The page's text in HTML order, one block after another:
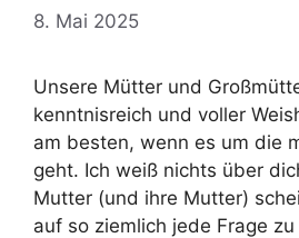
8. Mai 2025
Unsere Mütter und
kenntnisreich und voller
am besten, wenn es um die
geht. Ich weiß nichts über
Mutter (und ihre Mutter)
auf so ziemlich jede Frage